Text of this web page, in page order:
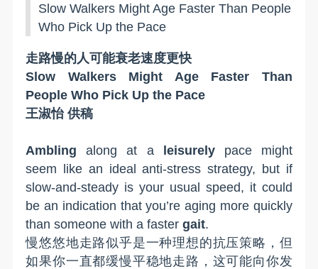
Slow Walkers Might Age Faster Than People
Who Pick Up the Pace
走路慢的人可能衰老速度更快
Slow Walkers Might Age Faster Than
People Who Pick Up the Pace
王淑怡 供稿
Ambling along at a leisurelypace might
seem like an ideal anti-stress strategy, but if
slow-and-steady is your usual speed, it could
be an indication that you’re aging more quickly
than someone with a fastergait.
慢悠悠地走路似乎是一种理想的抗压策略，但
如果你一直都缓慢平稳地走路，这可能向你发